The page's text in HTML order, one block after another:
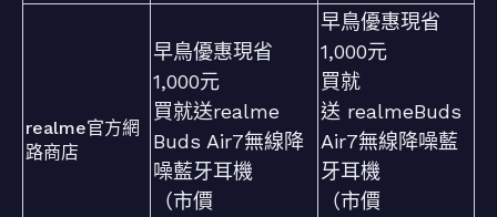
realme官方網
路商店
早鳥優惠現省
1,000元
買就送realme
Buds Air7無線降
噪藍牙耳機
（市價
早鳥優惠現省
1,000元
買就
送 realmeBuds
Air7無線降噪藍
牙耳機
（市價